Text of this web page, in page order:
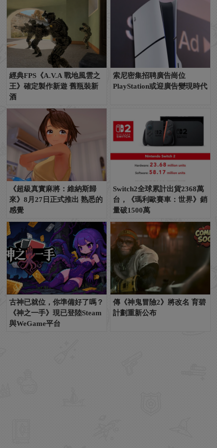
經典FPS《A.V.A 戰地風雲之
王》確定製作新遊 舊瓶裝新
酒
索尼密集招聘廣告崗位
PlayStation或迎廣告變現時代
《超級真實麻將：維納斯歸
來》8月27日正式推出 熟悉的
感覺
Switch2全球累計出貨2368萬
台，《瑪利歐賽車：世界》銷
量破1500萬
古神已就位，你準備好了嗎？
《神之一手》現已登陸Steam
與WeGame平台
傳《神鬼冒險2》將改名 育碧
計劃重新公布